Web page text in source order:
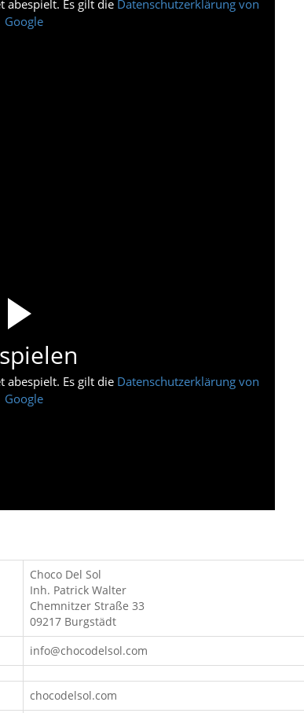
abespielt. Es gilt die Datenschutzerklärung von
Google
abespielt. Es gilt die Datenschutzerklärung von
Google
Choco Del Sol
Inh. Patrick Walter
Chemnitzer Straße 33
09217 Burgstädt
info@chocodelsol.com
chocodelsol.com